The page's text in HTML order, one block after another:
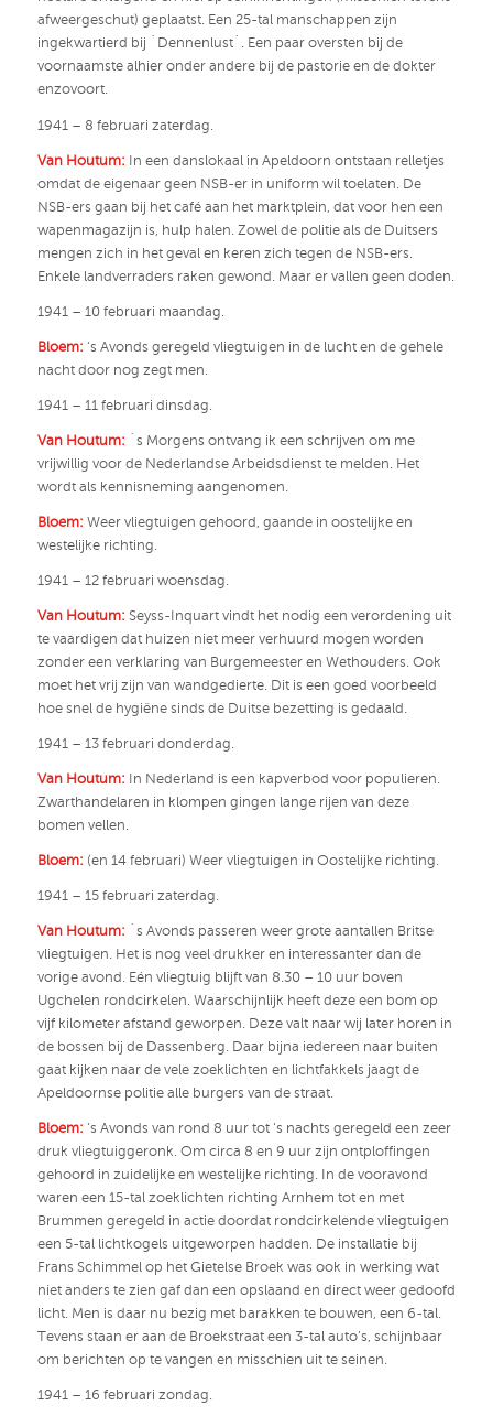
afweergeschut) geplaatst. Een 25-tal manschappen zijn
ingekwartierd bij ´Dennenlust´. Een paar oversten bij de
voornaamste alhier onder andere bij de pastorie en de dokter
enzovoort.
1941 – 8 februari zaterdag.
Van Houtum: In een danslokaal in Apeldoorn ontstaan relletjes
omdat de eigenaar geen NSB-er in uniform wil toelaten. De
NSB-ers gaan bij het café aan het marktplein, dat voor hen een
wapenmagazijn is, hulp halen. Zowel de politie als de Duitsers
mengen zich in het geval en keren zich tegen de NSB-ers.
Enkele landverraders raken gewond. Maar er vallen geen doden.
1941 – 10 februari maandag.
Bloem: ‘s Avonds geregeld vliegtuigen in de lucht en de gehele
nacht door nog zegt men.
1941 – 11 februari dinsdag.
Van Houtum: ´s Morgens ontvang ik een schrijven om me
vrijwillig voor de Nederlandse Arbeidsdienst te melden. Het
wordt als kennisneming aangenomen.
Bloem: Weer vliegtuigen gehoord, gaande in oostelijke en
westelijke richting.
1941 – 12 februari woensdag.
Van Houtum: Seyss-Inquart vindt het nodig een verordening uit
te vaardigen dat huizen niet meer verhuurd mogen worden
zonder een verklaring van Burgemeester en Wethouders. Ook
moet het vrij zijn van wandgedierte. Dit is een goed voorbeeld
hoe snel de hygiëne sinds de Duitse bezetting is gedaald.
1941 – 13 februari donderdag.
Van Houtum: In Nederland is een kapverbod voor populieren.
Zwarthandelaren in klompen gingen lange rijen van deze
bomen vellen.
Bloem: (en 14 februari) Weer vliegtuigen in Oostelijke richting.
1941 – 15 februari zaterdag.
Van Houtum: ´s Avonds passeren weer grote aantallen Britse
vliegtuigen. Het is nog veel drukker en interessanter dan de
vorige avond. Eén vliegtuig blijft van 8.30 – 10 uur boven
Ugchelen rondcirkelen. Waarschijnlijk heeft deze een bom op
vijf kilometer afstand geworpen. Deze valt naar wij later horen in
de bossen bij de Dassenberg. Daar bijna iedereen naar buiten
gaat kijken naar de vele zoeklichten en lichtfakkels jaagt de
Apeldoornse politie alle burgers van de straat.
Bloem: ‘s Avonds van rond 8 uur tot ‘s nachts geregeld een zeer
druk vliegtuiggeronk. Om circa 8 en 9 uur zijn ontploffingen
gehoord in zuidelijke en westelijke richting. In de vooravond
waren een 15-tal zoeklichten richting Arnhem tot en met
Brummen geregeld in actie doordat rondcirkelende vliegtuigen
een 5-tal lichtkogels uitgeworpen hadden. De installatie bij
Frans Schimmel op het Gietelse Broek was ook in werking wat
niet anders te zien gaf dan een opslaand en direct weer gedoofd
licht. Men is daar nu bezig met barakken te bouwen, een 6-tal.
Tevens staan er aan de Broekstraat een 3-tal auto’s, schijnbaar
om berichten op te vangen en misschien uit te seinen.
1941 – 16 februari zondag.